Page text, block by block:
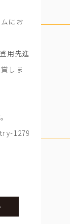
にお
用先進
しま
1279